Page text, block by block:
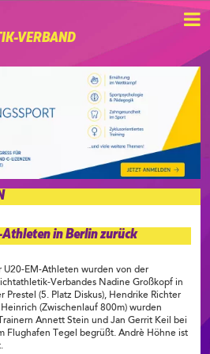
VERBAND
in Berlin zurück
U20-EM-Athleten wurden von der
Verbandes Nadine Großkopf in
Prestel (5. Platz Diskus), Hendrike Richter
(Zwischenlauf 800m) wurden
Annett Stein und Jan Gerrit Keil bei
Flughafen Tegel begrüßt. Andrè Höhne ist